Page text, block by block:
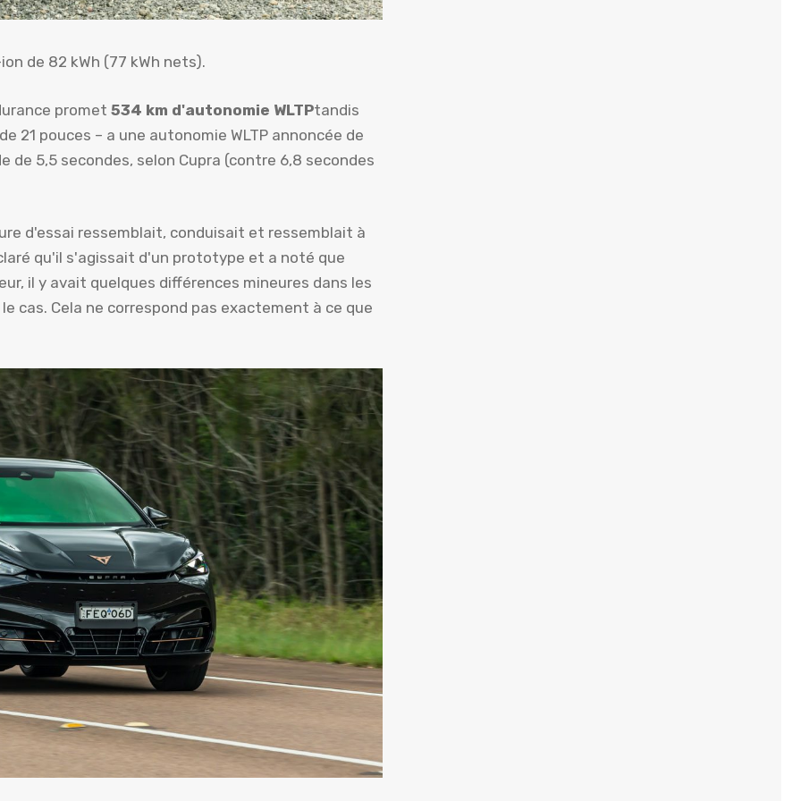
de 82 kWh (77 kWh nets).
promet 534 km d'autonomie WLTPtandis
21 pouces – a une autonomie WLTP annoncée de
de 5,5 secondes, selon Cupra (contre 6,8 secondes
d'essai ressemblait, conduisait et ressemblait à
qu'il s'agissait d'un prototype et a noté que
il y avait quelques différences mineures dans les
cas. Cela ne correspond pas exactement à ce que